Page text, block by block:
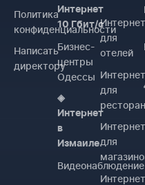
Политика
конфиденциальности
Написать
директору
Интернет
10 Гбит/с
Бизнес-
центры
Одессы
◈
Интернет
в
Измаиле
Видеонаблюдение
Интернет
для
отелей
Интернет
для
Интернет
для
Интернет